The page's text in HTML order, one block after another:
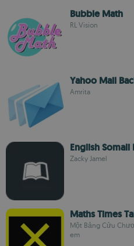
Bubble Math
RL Vision
Yahoo Mail
Amrita
English Somali
Zacky Jamel
Maths Times
Một Bảng Cửu
em